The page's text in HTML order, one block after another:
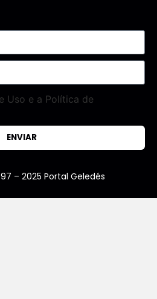
Uso e a Política de
ENVIAR
– 2025 Portal Geledés